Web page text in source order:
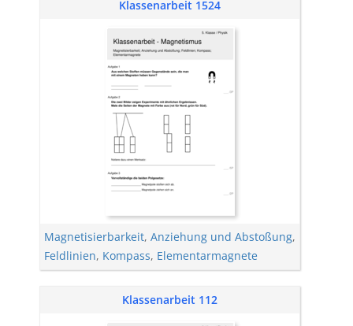
Klassenarbeit 1524
Magnetisierbarkeit, Anziehung und Abstoßung,
Feldlinien, Kompass, Elementarmagnete
Klassenarbeit 112